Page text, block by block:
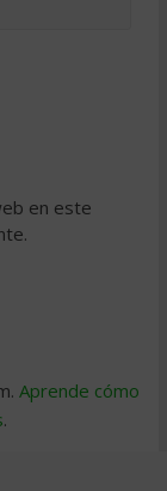
en este
Aprende cómo
.